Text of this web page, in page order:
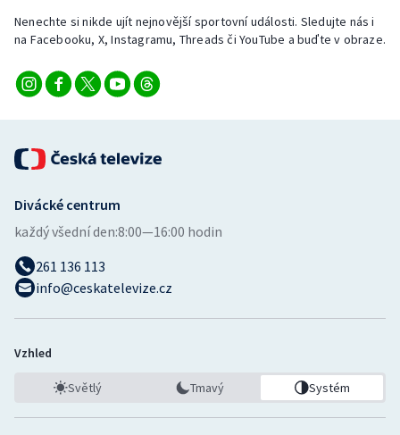
Veslování
Vodní slalom
Volejbal
Ostatní
Nenechte si nikde ujít nejnovější sportovní události. Sledujte nás i
na Facebooku, X, Instagramu, Threads či YouTube a buďte v obraze.
Divácké centrum
každý všední den:8:00—16:00 hodin
261 136 113
info@ceskatelevize.cz
Vzhled
Světlý Tmavý Systém